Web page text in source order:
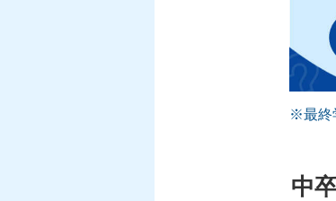
※最終
中